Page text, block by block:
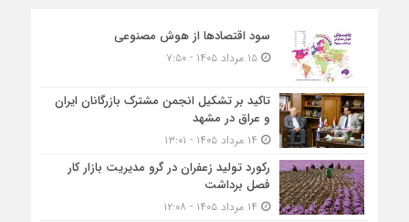
سود اقتصاد‌ها از هوش مصنوعی
۱۵ مرداد ۱۴۰۵ - ۷:۵۰
تاکید بر تشکیل انجمن مشترک بازرگانان ایران
و عراق در مشهد
رکورد تولید زعفران در گرو مدیریت بازار کار
فصل برداشت